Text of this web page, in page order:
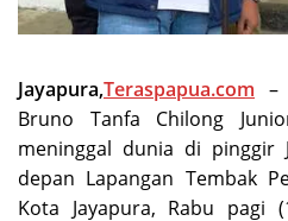
Jayapura,Teraspapua.com –
Bruno Tanfa Chilong
meninggal dunia di pinggir
depan Lapangan Tembak
Kota Jayapura, Rabu pagi